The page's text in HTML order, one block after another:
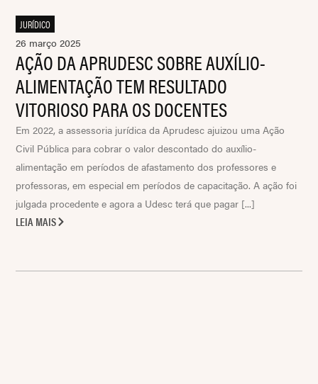
JURÍDICO
26 março 2025
AÇÃO DA APRUDESC SOBRE AUXÍLIO-
ALIMENTAÇÃO TEM RESULTADO
VITORIOSO PARA OS DOCENTES
Em 2022, a assessoria jurídica da Aprudesc ajuizou uma Ação
Civil Pública para cobrar o valor descontado do auxílio-
alimentação em períodos de afastamento dos professores e
professoras, em especial em períodos de capacitação. A ação foi
julgada procedente e agora a Udesc terá que pagar [...]
LEIA MAIS